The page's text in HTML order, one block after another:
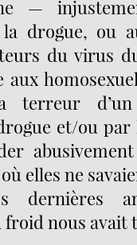
—
drogue, ou
du virus
aux
d’un
et/ou
elles ne
dernières
froid nous avait